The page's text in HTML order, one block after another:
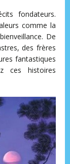
fondateurs.
comme la
De
des frères
fantastiques
ces histoires